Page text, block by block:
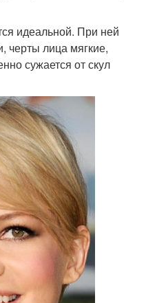
идеальной. При ней
черты лица мягкие,
сужается от скул